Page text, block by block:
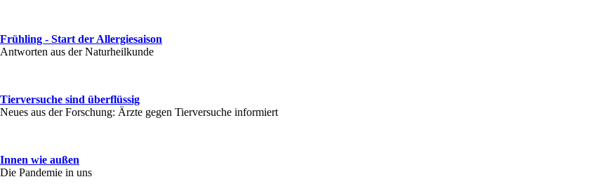
Frühling - Start der Allergiesaison
Antworten aus der Naturheilkunde
Tierversuche sind überflüssig
Neues aus der Forschung: Ärzte gegen Tierversuche informiert
Innen wie außen
Die Pandemie in uns